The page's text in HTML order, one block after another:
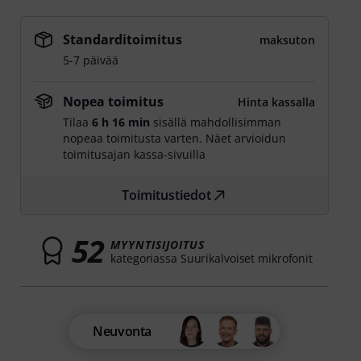
Standarditoimitus
maksuton
5-7 päivää
Nopea toimitus
Hinta kassalla
Tilaa6 h 16 min sisällä mahdollisimman
nopeaa toimitusta varten. Näet arvioidun
toimitusajan kassa-sivuilla
Toimitustiedot
52 MYYNTISIJOITUS
kategoriassa Suurikalvoiset mikrofonit
Neuvonta